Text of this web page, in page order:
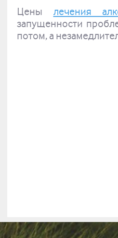
Цены лечения
запущенности
потом, а